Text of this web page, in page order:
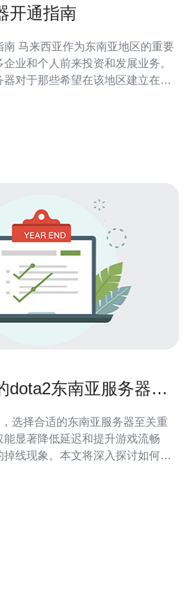
开通指南
重要
业和个人前来投资和发展业务。
对于那些希望在该地区建立在线
，帮助您顺利开始您的在线业
dota2东南亚服务器提
选择合适的东南亚服务器至关重
显著降低延迟和提升游戏流畅
掉线现象。本文将深入探讨如何选
时，服务器的选择对游戏体验